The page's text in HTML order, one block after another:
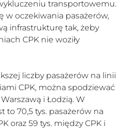
transportowemu.
w oczekiwania pasażerów,
infrastrukturę tak, żeby
CPK nie woziły
liczby pasażerów na linii
CPK, można spodziewać
i Łodzią. W
to 70,5 tys. pasażerów na
oraz 59 tys. między CPK i